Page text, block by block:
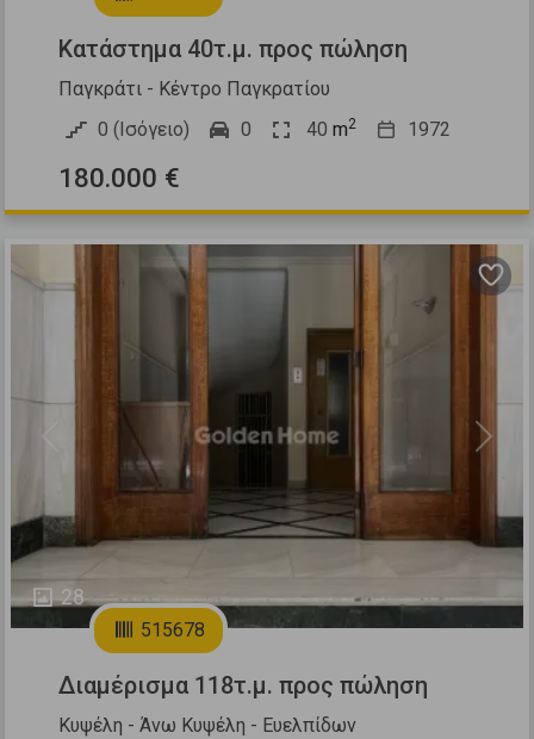
Κατάστημα 40τ.μ. προς πώληση
Παγκράτι - Κέντρο Παγκρατίου
0 (Ισόγειο)
0 40 m2 1972
180.000 €
28
Next
515678
Διαμέρισμα 118τ.μ. προς πώληση
Κυψέλη - Άνω Κυψέλη - Ευελπίδων